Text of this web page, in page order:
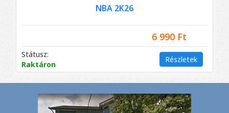
NBA 2K26
6 990 Ft
Státusz:
Raktáron
Részletek